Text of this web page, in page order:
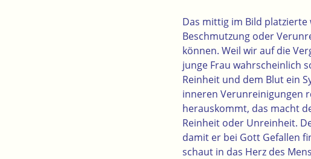
Das mittig im Bild platzierte
Beschmutzung oder
können. Weil wir auf die
junge Frau wahrscheinlich
Reinheit und dem Blut ein
inneren Verunreinigungen
herauskommt, das macht
Reinheit oder Unreinheit.
damit er bei Gott Gefallen
schaut in das Herz des